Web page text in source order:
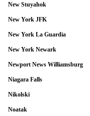
New Stuyahok
New York JFK
New York La Guardia
New York Newark
Newport News Williamsburg
Niagara Falls
Nikolski
Noatak